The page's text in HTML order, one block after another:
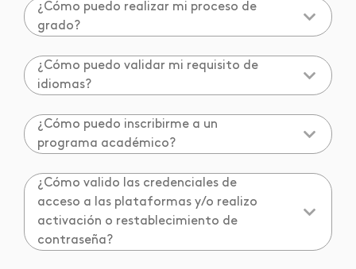
¿Cómo puedo realizar mi proceso de
grado?
¿Cómo puedo validar mi requisito de
idiomas?
¿Cómo puedo inscribirme a un
programa académico?
¿Cómo valido las credenciales de
acceso a las plataformas y/o realizo
activación o restablecimiento de
contraseña?